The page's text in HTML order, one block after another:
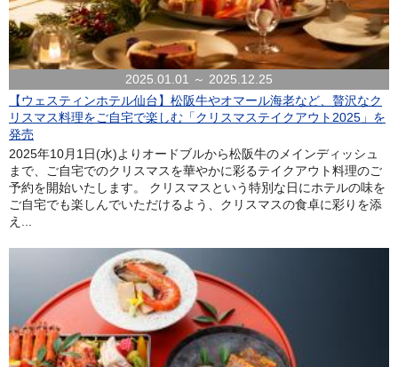
2025.01.01 ～ 2025.12.25
【ウェスティンホテル仙台】松阪牛やオマール海老など、贅沢なク
リスマス料理をご自宅で楽しむ「クリスマステイクアウト2025」を
発売
2025年10月1日(水)よりオードブルから松阪牛のメインディッシュ
まで、ご自宅でのクリスマスを華やかに彩るテイクアウト料理のご
予約を開始いたします。 クリスマスという特別な日にホテルの味を
ご自宅でも楽しんでいただけるよう、クリスマスの食卓に彩りを添
え...